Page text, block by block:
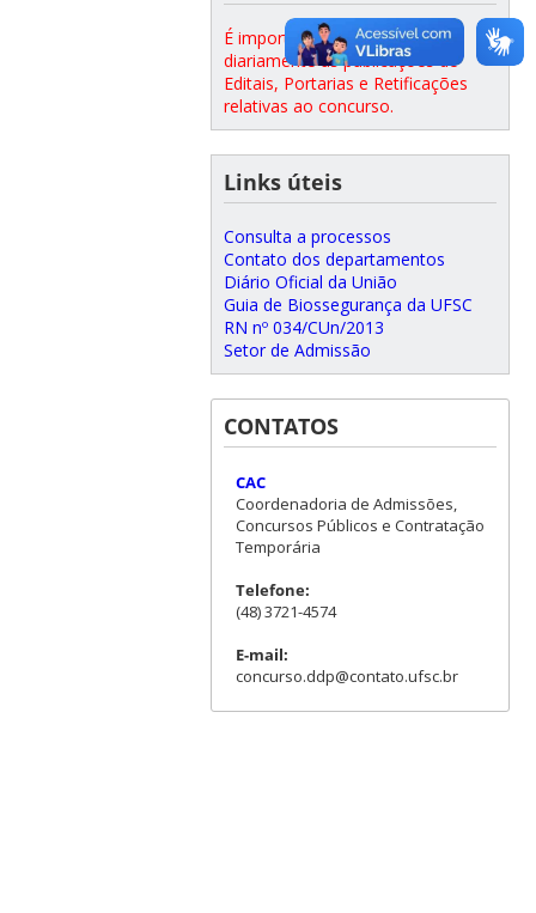
É importante acompanhar
diariamente as publicações de
Editais, Portarias e Retificações
relativas ao concurso.
Links úteis
Consulta a processos
Contato dos departamentos
Diário Oficial da União
Guia de Biossegurança da UFSC
RN nº 034/CUn/2013
Setor de Admissão
CONTATOS
CAC
Coordenadoria de Admissões,
Concursos Públicos e Contratação
Temporária
Telefone:
(48) 3721-4574
E-mail:
concurso.ddp@contato.ufsc.br